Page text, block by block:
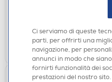
Ci serviamo di queste
parti, per offrirti una
navigazione, per
annunci in modo che
fornirti funzionalità dei
prestazioni del nostro